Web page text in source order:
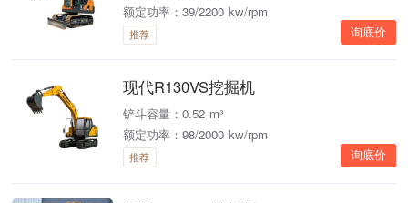
额定功率：39/2200 kw/rpm
推荐 询底价
现代R130VS挖掘机
铲斗容量：0.52 m³
额定功率：98/2000 kw/rpm
推荐 询底价